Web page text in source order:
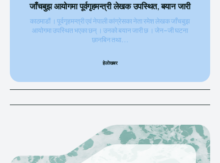
जाँचबुझ आयोगमा पूर्वगृहमन्त्री लेखक उपस्थित, बयान जारी
काठमाडौं । पूर्वगृहमन्त्री एवं नेपाली कांग्रेसका नेता रमेश लेखक जाँचबुझ
आयोगमा उपस्थित भएका छन् । उनको बयान जारी छ । जेन–जी घटना
छानबिन तथा...
हेलाेखबर